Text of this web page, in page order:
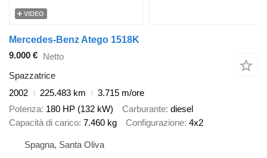
VIDEO
Mercedes-Benz Atego 1518K
9.000 € Netto
Spazzatrice
2002
225.483 km
3.715 m/ore
Potenza 180 HP (132 kW) Carburante diesel
Capacità di carico 7.460 kg Configurazione 4x2
Spagna, Santa Oliva